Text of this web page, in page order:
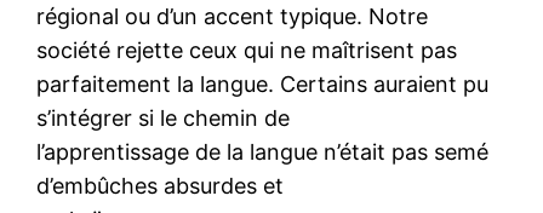
régional ou d’un accent typique. Notre
société rejette ceux qui ne maîtrisent pas
parfaitement la langue. Certains auraient pu
s’intégrer si le chemin de
l’apprentissage de la langue n’était pas semé
d’embûches absurdes et